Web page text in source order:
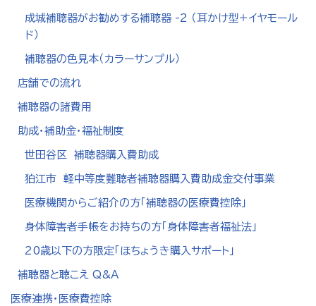
成城補聴器がお勧めする補聴器 -2 （耳かけ型＋イヤモール
ド）
補聴器の色見本（カラーサンプル）
店舗での流れ
補聴器の諸費用
助成・補助金・福祉制度
世田谷区 補聴器購入費助成
狛江市 軽中等度難聴者補聴器購入費助成金交付事業
医療機関からご紹介の方「補聴器の医療費控除」
身体障害者手帳をお持ちの方「身体障害者福祉法」
20歳以下の方限定「ほちょうき購入サポート」
補聴器と聴こえ Q&A
医療連携・医療費控除